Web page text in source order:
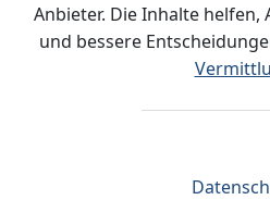
Anbieter. Die Inhalte
und bessere